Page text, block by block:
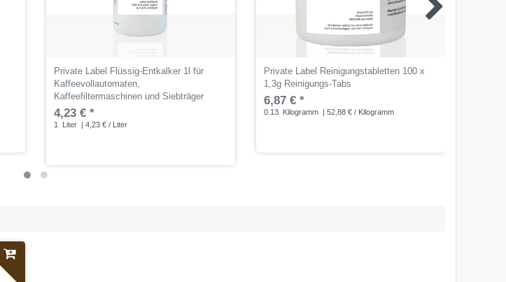
Private Label Flüssig-Entkalker 1l für
Kaffeevollautomaten,
Kaffeefiltermaschinen und Siebträger
4,23 € *
1 Liter | 4,23 € / Liter
Private Label Reinigungstabletten 100 x
1,3g Reinigungs-Tabs
6,87 € *
0.13 Kilogramm | 52,88 € / Kilogramm